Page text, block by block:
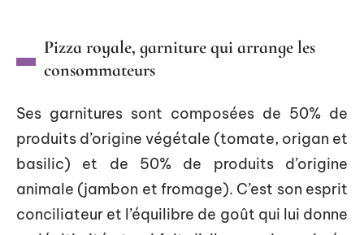
Pizza royale, garniture qui arrange les
consommateurs
Ses garnitures sont composées de 50% de
produits d’origine végétale (tomate, origan et
basilic) et de 50% de produits d’origine
animale (jambon et fromage). C’est son esprit
conciliateur et l’équilibre de goût qui lui donne